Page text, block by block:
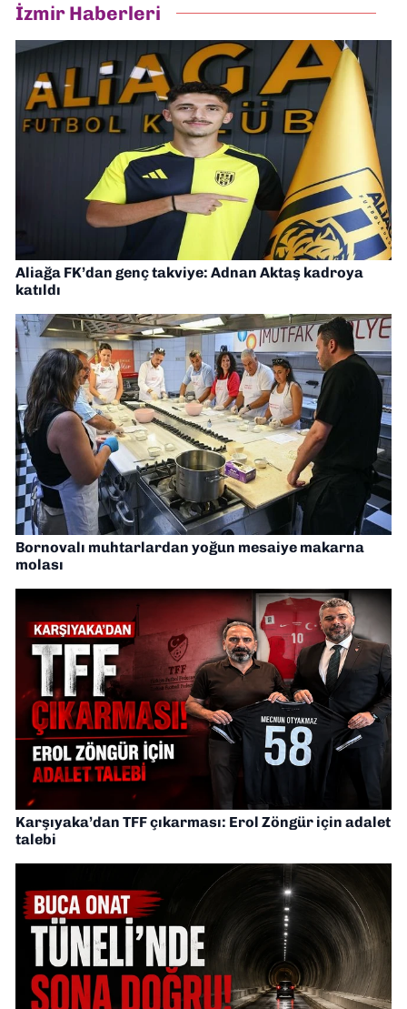
İzmir Haberleri
Aliağa FK’dan genç takviye: Adnan Aktaş kadroya
katıldı
Bornovalı muhtarlardan yoğun mesaiye makarna
molası
Karşıyaka’dan TFF çıkarması: Erol Zöngür için adalet
talebi